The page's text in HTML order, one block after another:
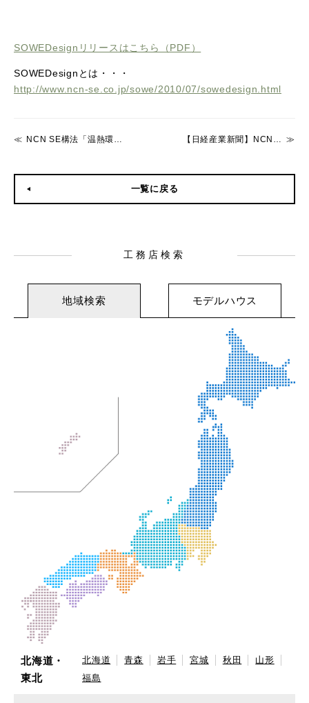
SOWEDesignリリースはこちら（PDF）
SOWEDesignとは・・・
http://www.ncn-se.co.jp/sowe/2010/07/sowedesign.html
NCN SE構法「温熱環境」分野に本格参入！ 【日経産業新聞】NCN 自然共生型住宅に参入
一覧に戻る
工務店検索
地域検索 モデルハウス
北海道・
東北
北海道 青森 岩手 宮城 秋田
山形
福島